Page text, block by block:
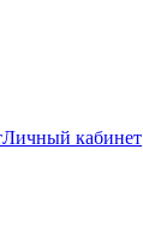
Личный кабинет